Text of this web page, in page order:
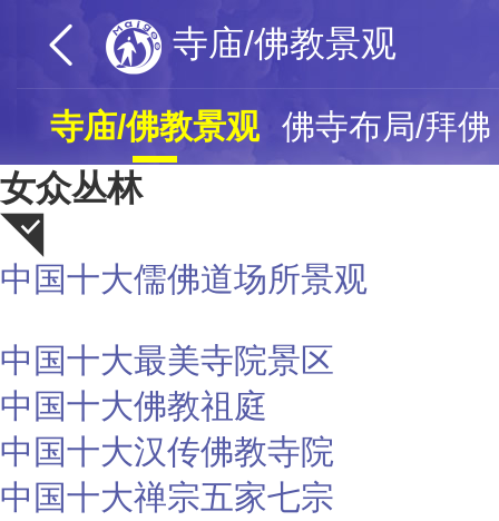
寺庙/佛教景观
寺庙/佛教景观 佛寺布局/拜佛
女众丛林
中国十大儒佛道场所景观
中国十大最美寺院景区
中国十大佛教祖庭
中国十大汉传佛教寺院
中国十大禅宗五家七宗